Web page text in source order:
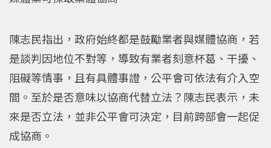
陳志民指出，政府始終都是鼓勵業者與媒體協商，若
是談判因地位不對等，導致有業者刻意杯葛、干擾、
阻礙等情事，且有具體事證，公平會可依法有介入空
間。至於是否意味以協商代替立法？陳志民表示，未
來是否立法，並非公平會可決定，目前跨部會一起促
成協商。